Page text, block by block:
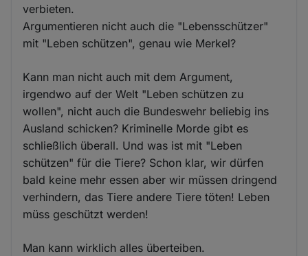
verbieten.
Argumentieren nicht auch die "Lebensschützer"
mit "Leben schützen", genau wie Merkel?
Kann man nicht auch mit dem Argument,
irgendwo auf der Welt "Leben schützen zu
wollen", nicht auch die Bundeswehr beliebig ins
Ausland schicken? Kriminelle Morde gibt es
schließlich überall. Und was ist mit "Leben
schützen" für die Tiere? Schon klar, wir dürfen
bald keine mehr essen aber wir müssen dringend
verhindern, das Tiere andere Tiere töten! Leben
müss geschützt werden!
Man kann wirklich alles überteiben.